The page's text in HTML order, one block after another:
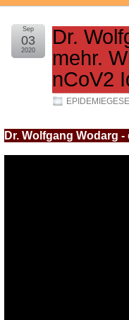
Dr.
mehr.
nCoV2
Sep
03
2020
Dr. Wolfgang Wodarg